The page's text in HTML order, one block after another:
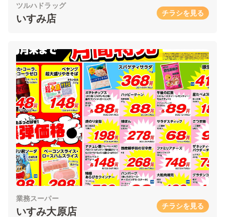
ツルハドラッグ
いすみ店 チラシを見る
業務スーパー
いすみ大原店 チラシを見る